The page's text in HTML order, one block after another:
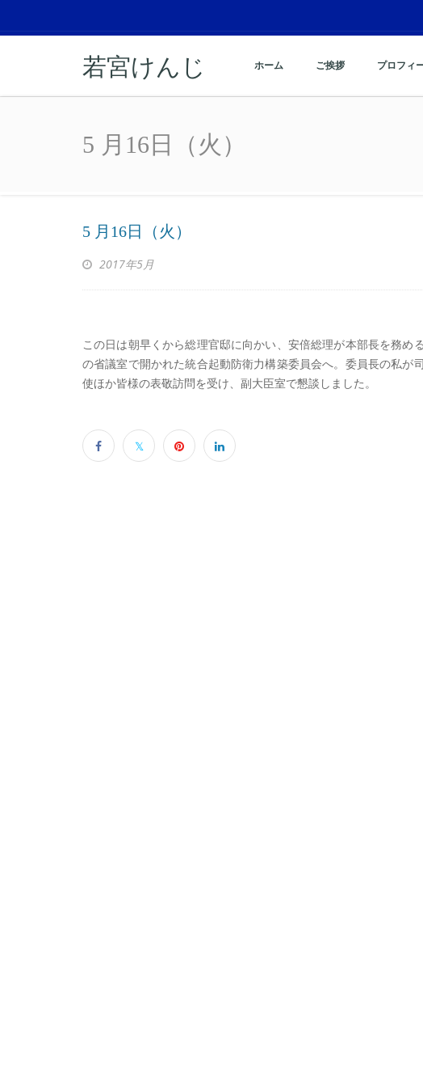
若宮けんじ ホーム ご挨拶 プロフィ
5 月16日（火）
5 月16日（火）
2017年5月
この日は朝早くから総理官邸に向かい、安倍総理が本部長を務
の省議室で開かれた統合起動防衛力構築委員会へ。委員長の私
使ほか皆様の表敬訪問を受け、副大臣室で懇談しました。